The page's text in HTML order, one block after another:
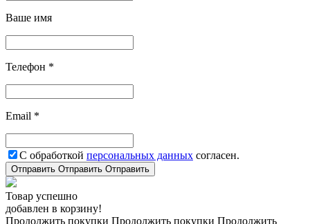
Ваше имя
Телефон *
Email *
С обработкой персональных данных согласен.
Отправить Отправить Отправить
Товар успешно
добавлен в корзину!
Продолжить покупки Продолжить покупки Продолжить